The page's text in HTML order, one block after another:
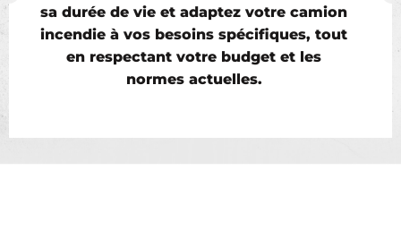
sa durée de vie et adaptez votre camion
incendie à vos besoins spécifiques, tout
en respectant votre budget et les
normes actuelles.